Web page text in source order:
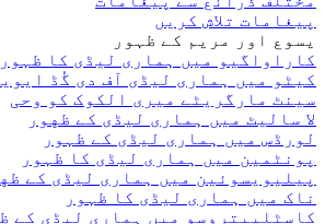
پیغامات تلاش کریں
یسوع اور مریم کے ظہور
کاراواگیو میں ہماری لیڈی کا ظہور
کیٹو میں ہماری لیڈی آف دی گُڈ
سینٹ مارگریٹے میری الکوک کو وحی
لا سالیٹ میں ہماری لیڈی کے ظهور
لورڈس میں ہماری لیڈی کے ظہور
پونٹمین میں ہماری لیڈی کا ظہور
پیلیویسوئین میں ہماری لیڈی کے
ناک میں ہماری لیڈی کا ظہور
کاسٹلپیتروسو میں ہماری لیڈی کے